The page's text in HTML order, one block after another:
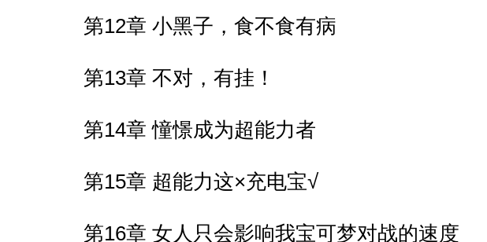
第12章 小黑子，食不食有病
第13章 不对，有挂！
第14章 憧憬成为超能力者
第15章 超能力这×充电宝√
第16章 女人只会影响我宝可梦对战的速度